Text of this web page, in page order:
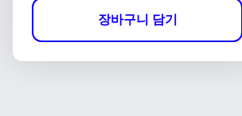
장바구니 담기